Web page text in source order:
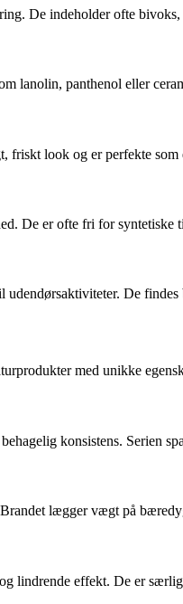
De indeholder ofte
lanolin, panthenol eller
friskt look og er perfekte
De er ofte fri for
De findes
med unikke
konsistens. Serien
lægger vægt på
lindrende effekt. De er